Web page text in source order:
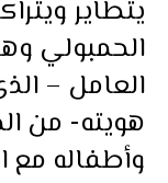
يتطاير
الحمبولي
العامل –
هويته- من
وأطفاله مع